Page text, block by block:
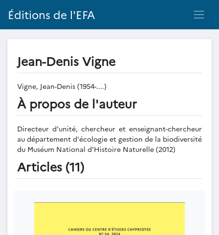
Éditions de l'EFA
Jean-Denis Vigne
Vigne, Jean-Denis (1954-....)
À propos de l'auteur
Directeur d'unité, chercheur et enseignant-chercheur
au département d'écologie et gestion de la biodiversité
du Muséum National d'Histoire Naturelle (2012)
Articles (11)